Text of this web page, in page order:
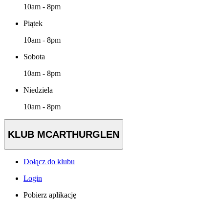
10am - 8pm
Piątek
10am - 8pm
Sobota
10am - 8pm
Niedziela
10am - 8pm
KLUB MCARTHURGLEN
Dołącz do klubu
Login
Pobierz aplikację